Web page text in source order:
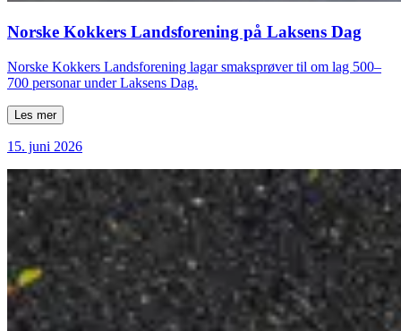
Norske Kokkers Landsforening på Laksens Dag
Norske Kokkers Landsforening lagar smaksprøver til om lag 500–
700 personar under Laksens Dag.
Les mer
15. juni 2026